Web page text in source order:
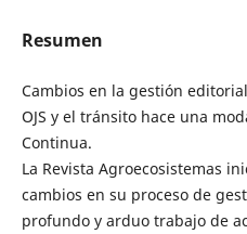
Resumen
Cambios en la gestión
OJS y el tránsito hace una
Continua.
La Revista Agroecosistemas
cambios en su proceso de
profundo y arduo trabajo de